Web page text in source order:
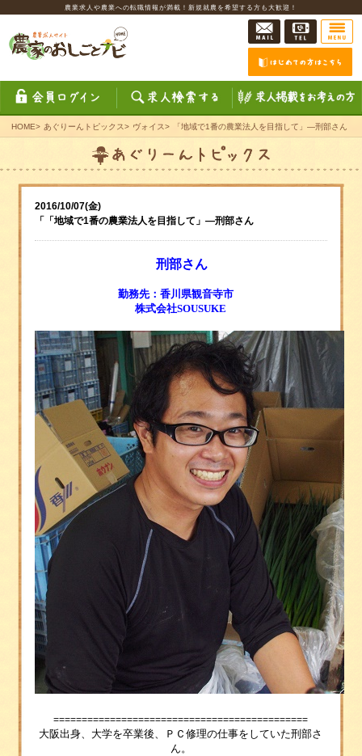
農業求人や農業への転職情報が満載！新規就農を希望する方も大歓迎！
HOME> あぐりーんトピックス> ヴォイス> 「地域で1番の農業法人を目指して」―刑部さん
2016/10/07(金)
「「地域で1番の農業法人を目指して」―刑部さん
刑部さん
勤務先：香川県観音寺市
株式会社SOUSUKE
=============================================
大阪出身、 大学を卒業後、ＰＣ修理の仕事をしていた刑部さ
ん。